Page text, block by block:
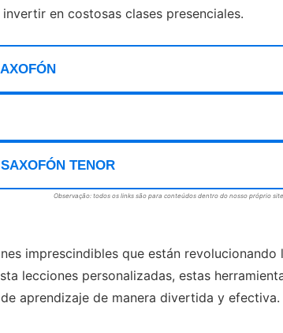
en costosas clases presenciales.
TENOR
Observação: todos os links são para conteúdos dentro do nosso próprio site.
imprescindibles que están
lecciones personalizadas, estas
aprendizaje de manera divertida y efectiva.